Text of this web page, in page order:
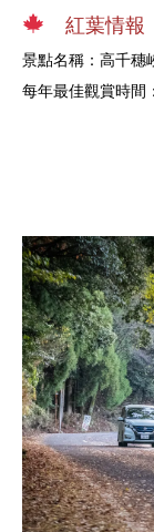
紅葉情報
景點名稱：高千穗
每年最佳觀賞時間